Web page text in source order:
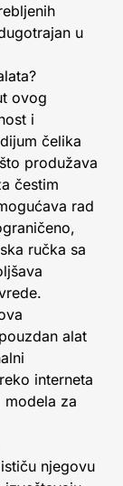
u
ovog
i
čelika
produžava
čestim
rad
ručka sa
alat
interneta
za
njegovu